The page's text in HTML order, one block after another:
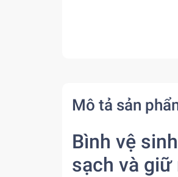
Mô tả sản
Bình vệ
sạch và